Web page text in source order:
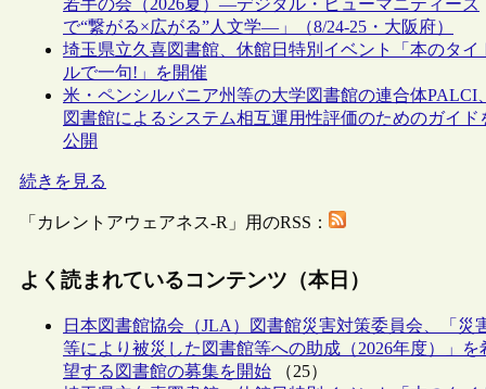
若手の会（2026夏）―デジタル・ヒューマニティーズ
で“繋がる×広がる”人文学―」（8/24-25・大阪府）
埼玉県立久喜図書館、休館日特別イベント「本のタイ
ルで一句!」を開催
米・ペンシルバニア州等の大学図書館の連合体PALCI、
図書館によるシステム相互運用性評価のためのガイド
公開
続きを見る
「カレントアウェアネス-R」用のRSS：
よく読まれているコンテンツ（本日）
日本図書館協会（JLA）図書館災害対策委員会、「災
等により被災した図書館等への助成（2026年度）」を
望する図書館の募集を開始 （25）